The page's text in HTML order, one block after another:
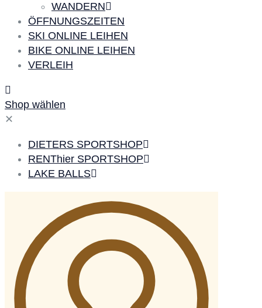
WANDERN
ÖFFNUNGSZEITEN
SKI ONLINE LEIHEN
BIKE ONLINE LEIHEN
VERLEIH
Shop wählen
✕
DIETERS SPORTSHOP
RENThier SPORTSHOP
LAKE BALLS